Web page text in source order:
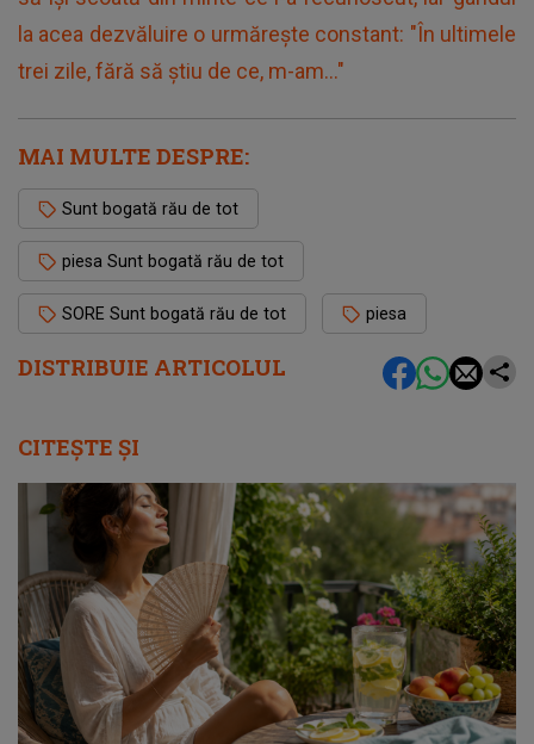
DISTRIBUIE ARTICOLUL
la acea dezvăluire o urmărește constant: "În ultimele
trei zile, fără să știu de ce, m-am..."
MAI MULTE DESPRE:
Sunt bogată rău de tot
piesa Sunt bogată rău de tot
SORE Sunt bogată rău de tot piesa
CITEȘTE ȘI